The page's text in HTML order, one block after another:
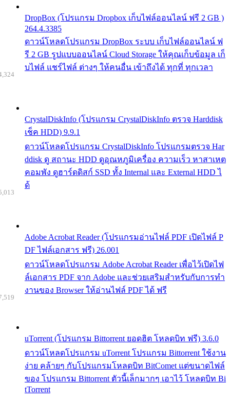
DropBox (โปรแกรม Dropbox เก็บไฟล์ออนไลน์ ฟรี 2 GB )
264.4.3385
ดาวน์โหลดโปรแกรม DropBox ระบบ เก็บไฟล์ออนไลน์ ฟ
รี 2 GB รูปแบบออนไลน์ Cloud Storage ให้คุณเก็บข้อมูล เก็
บไฟล์ แชร์ไฟล์ ต่างๆ ให้คนอื่น เข้าถึงได้ ทุกที่ ทุกเวลา
CrystalDiskInfo (โปรแกรม CrystalDiskInfo ตรวจ Harddisk
เช็ค HDD) 9.9.1
ดาวน์โหลดโปรแกรม CrystalDiskInfo โปรแกรมตรวจ Har
ddisk ดู สถานะ HDD ดูอุณหภูมิเครื่อง ความเร็ว หาสาเหต
คอมพัง ดูฮาร์ดดิสก์ SSD ทั้ง Internal และ External HDD ไ
ด้
Adobe Acrobat Reader (โปรแกรมอ่านไฟล์ PDF เปิดไฟล์ P
DF ไฟล์เอกสาร ฟรี) 26.001
ดาวน์โหลดโปรแกรม Adobe Acrobat Reader เพื่อไว้เปิดไฟ
ล์เอกสาร PDF จาก Adobe และช่วยเสริมสำหรับกับการทำ
งานของ Browser ให้อ่านไฟล์ PDF ได้ ฟรี
uTorrent (โปรแกรม Bittorrent ยอดฮิต โหลดบิท ฟรี) 3.6.0
ดาวน์โหลดโปรแกรม uTorrent โปรแกรม Bittorrent ใช้งาน
ง่าย คล้ายๆ กับโปรแกรมโหลดบิท BitComet แต่ขนาดไฟล์
ของ โปรแกรม Bittorrent ตัวนี้เล็กมากๆ เอาไว้ โหลดบิท Bi
tTorrent